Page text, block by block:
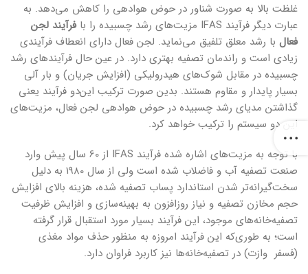
غلظت بالا به صورت شناور در حوض هوادهی را کاهش می‌دهد. به
عبارت دیگر فرآیند IFAS مزیت‌های رشد چسبیده را با
فرآیند لجن
فعال با رشد معلق تلفیق می‌نماید. لجن فعال دارای انعطاف فرآیندی
زیادی است و راندمان تصفیه بهتری دارد. در عین حال فرآیندهای رشد
چسبیده در مقابل شوک‌های هیدرولیکی (افزایش جریان) و بار آلی
بسیار پایدار و مقاوم هستند. بدین صورت ترکیب این‌دو فرآیند یعنی
گذاشتن مدیای رشد چسبیده در حوض هوادهی لجن فعال، مزیت‌های
این دو سیستم را ترکیب خواهد کرد.
با توجه به مزیت‌های اشاره شده فرآیند IFAS از 60 سال پیش وارد
صنعت تصفیه آب و فاضلاب شده است ولی از سال 1980 به دلیل
سخت‌گیرانه‌تر شدن استاندارد پساب تصفیه شده، هزینه بالای افزایش
حجم مخازن تصفیه و نیاز روزافزون به بهینه‌سازی و افزایش ظرفیت
تصفیه‌خانه‌های موجود، این فرآیند بسیار مورد استقبال قرار گرفته
است؛ به طوری‌که این فرآیند امروزه به منظور حذف مواد مغذی
(فسفر وازت) در تصفیه‌خانه‌ها نیز کاربرد فراوان دارد.